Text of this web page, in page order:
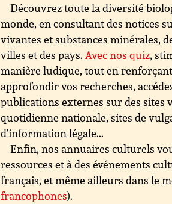
Découvrez toute la diversité
monde, en consultant des notices
vivantes et substances minérales,
villes et des pays.Avec nos quiz,
manière ludique, tout en
approfondir vos recherches,
publications externes sur des sites
quotidienne nationale, sites de
d'information légale...
Enfin, nos annuaires culturels
ressources et à des événements
français, et même ailleurs dans le
francophones).